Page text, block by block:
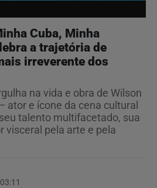
Cuba, Minha
a trajetória de
irreverente dos
na vida e obra de Wilson
ator e ícone da cena cultural
talento multifacetado, sua
visceral pela arte e pela